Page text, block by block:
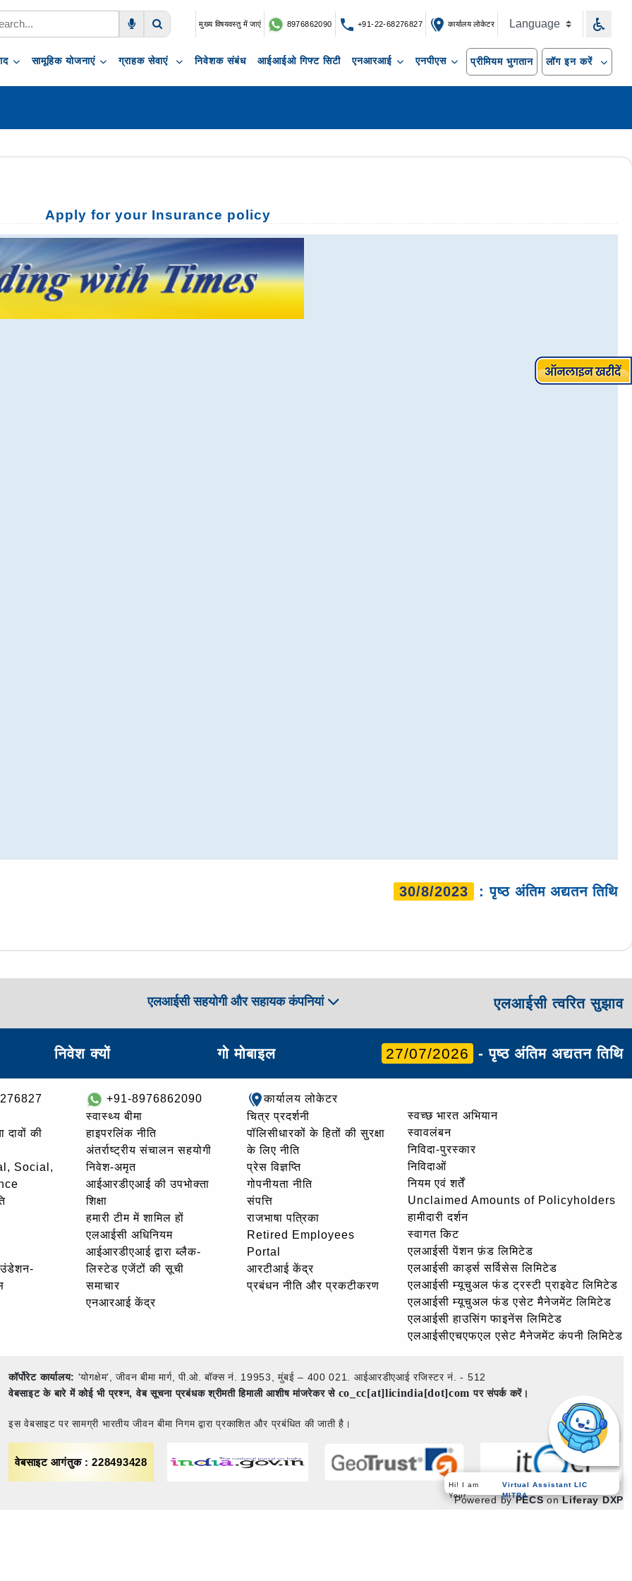
मुख्य विषयवस्तु में जाएं 8976862090 +91-22-68276827 कार्यालय लोकेटर
सामूहिक योजनाएं ग्राहक सेवाएं निवेशक संबंध आईआईओ गिफ्ट सिटी एनआरआई एनपीएस प्रीमियम भुगतान लॉग इन करें
Apply for your Insurance policy
30/8/2023 : पृष्ठ अंतिम अद्यतन तिथि
एलआईसी सहयोगी और सहायक कंपनियां एलआईसी त्वरित सुझाव
निवेश क्यों गो मोबाइल 27/07/2026 - पृष्ठ अंतिम अद्यतन तिथि
दावों की
Social,
+91-8976862090
स्वास्थ्य बीमा
हाइपरलिंक नीति
अंतर्राष्ट्रीय संचालन सहयोगी
निवेश-अमृत
आईआरडीएआई की उपभोक्ता
शिक्षा
हमारी टीम में शामिल हों
एलआईसी अधिनियम
आईआरडीएआई द्वारा ब्लैक-
लिस्टेड एजेंटों की सूची
समाचार
एनआरआई केंद्र
कार्यालय लोकेटर
चित्र प्रदर्शनी
पॉलिसीधारकों के हितों की सुरक्षा
के लिए नीति
प्रेस विज्ञप्ति
गोपनीयता नीति
संपत्ति
राजभाषा पत्रिका
Retired Employees
Portal
आरटीआई केंद्र
प्रबंधन नीति और प्रकटीकरण
स्वच्छ भारत अभियान
स्वावलंबन
निविदा-पुरस्कार
निविदाओं
नियम एवं शर्तें
Unclaimed Amounts of Policyholders
हामीदारी दर्शन
स्वागत किट
एलआईसी पेंशन फ़ंड लिमिटेड
एलआईसी कार्ड्स सर्विसेस लिमिटेड
एलआईसी म्यूचुअल फंड ट्रस्टी प्राइवेट लिमिटेड
एलआईसी म्यूचुअल फंड एसेट मैनेजमेंट लिमिटेड
एलआईसी हाउसिंग फाइनेंस लिमिटेड
एलआईसीएचएफएल एसेट मैनेजमेंट कंपनी लिमिटेड
कॉर्पोरेट कार्यालय: 'योगक्षेम', जीवन बीमा मार्ग, पी.ओ. बॉक्स नं. 19953, मुंबई – 400 021. आईआरडीएआई रजिस्टर नं. - 512
वेबसाइट के बारे में कोई भी प्रश्न, वेब सूचना प्रबंधक श्रीमती हिमाली आशीष मांजरेकर से co_cc[at]licindia[dot]comपर संपर्क करें।
इस वेबसाइट पर सामग्री भारतीय जीवन बीमा निगम द्वारा प्रकाशित और प्रबंधित की जाती है।
वेबसाइट आगंतुक : 228493428
Powered byPECSonLiferay DXP
Hi! I am
Your
Virtual Assistant LIC
MITRA